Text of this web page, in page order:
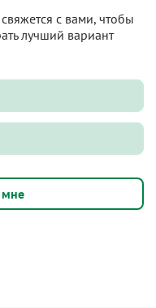
с вами, чтобы
лучший вариант